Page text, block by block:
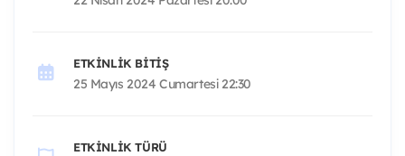
ETKINLIK BITIŞ
25 Mayıs 2024 Cumartesi 22:30
ETKINLIK TÜRÜ